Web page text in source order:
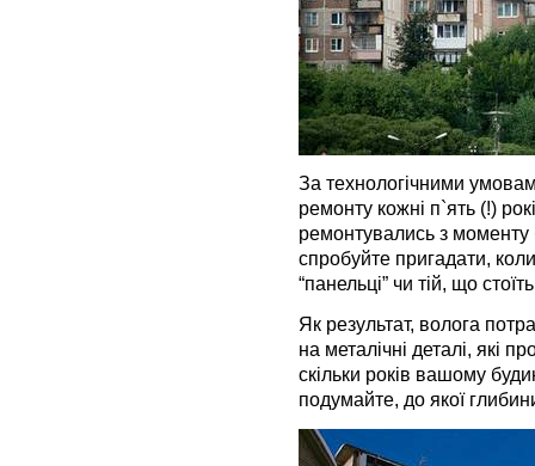
За технологічними
ремонту кожні п`ять (!)
ремонтувались з моменту
спробуйте пригадати,
“панельці” чи тій, що
Як результат, волога
на металічні деталі, які
скільки років вашому
подумайте, до якої